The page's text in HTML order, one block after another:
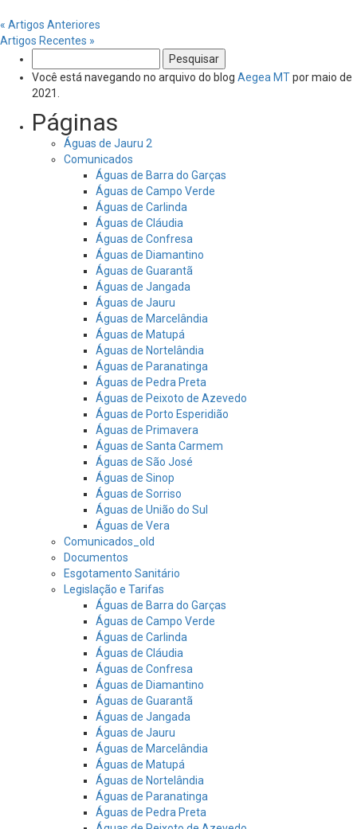
« Artigos Anteriores
Artigos Recentes »
por:
Você está navegando no arquivo do blog Aegea MTpor maio de
2021.
Páginas
Águas de Jauru 2
Comunicados
Águas de Barra do Garças
Águas de Campo Verde
Águas de Carlinda
Águas de Cláudia
Águas de Confresa
Águas de Diamantino
Águas de Guarantã
Águas de Jangada
Águas de Jauru
Águas de Marcelândia
Águas de Matupá
Águas de Nortelândia
Águas de Paranatinga
Águas de Pedra Preta
Águas de Peixoto de Azevedo
Águas de Porto Esperidião
Águas de Primavera
Águas de Santa Carmem
Águas de São José
Águas de Sinop
Águas de Sorriso
Águas de União do Sul
Águas de Vera
Comunicados_old
Documentos
Esgotamento Sanitário
Legislação e Tarifas
Águas de Barra do Garças
Águas de Campo Verde
Águas de Carlinda
Águas de Cláudia
Águas de Confresa
Águas de Diamantino
Águas de Guarantã
Águas de Jangada
Águas de Jauru
Águas de Marcelândia
Águas de Matupá
Águas de Nortelândia
Águas de Paranatinga
Águas de Pedra Preta